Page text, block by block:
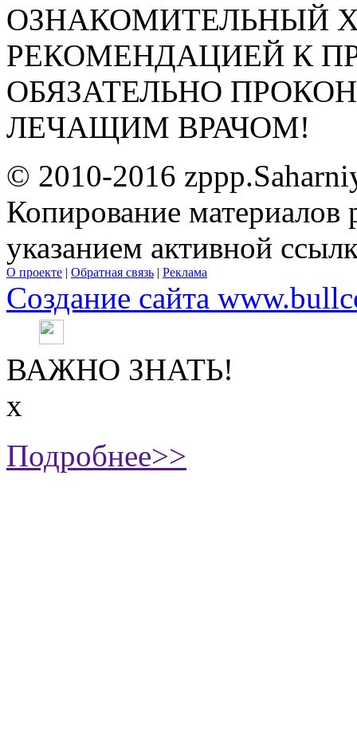
ОЗНАКОМИТЕЛЬНЫЙ
РЕКОМЕНДАЦИЕЙ К
ОБЯЗАТЕЛЬНО
ЛЕЧАЩИМ ВРАЧОМ!
© 2010-2016
Копирование материалов
указанием активной
О проекте | Обратная связь | Реклама
Создание сайта
ВАЖНО ЗНАТЬ!
х
Подробнее>>